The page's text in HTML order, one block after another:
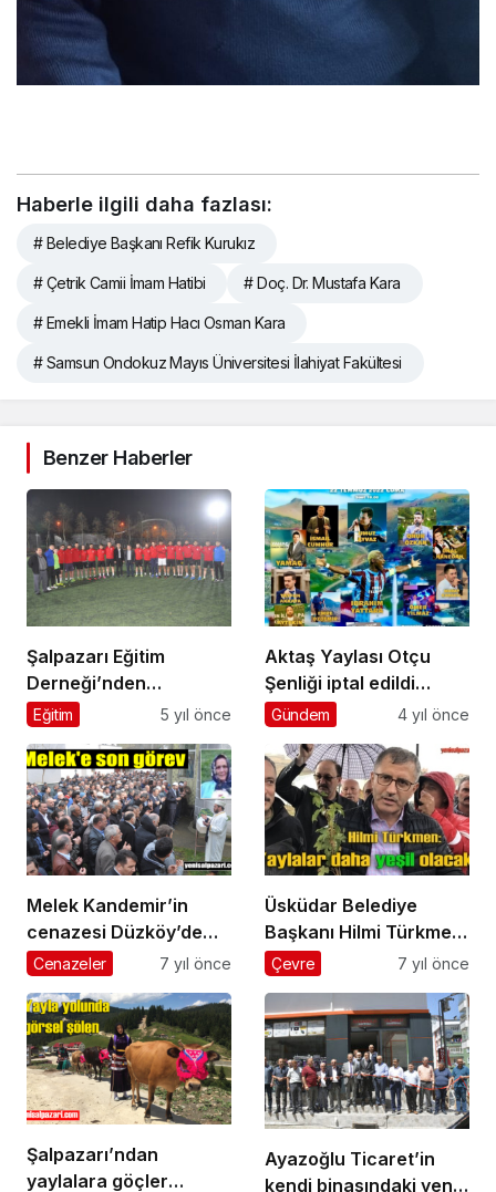
Haberle ilgili daha fazlası:
# Belediye Başkanı Refik Kurukız
# Çetrik Camii İmam Hatibi # Doç. Dr. Mustafa Kara
# Emekli İmam Hatip Hacı Osman Kara
# Samsun Ondokuz Mayıs Üniversitesi İlahiyat Fakültesi
Benzer Haberler
Şalpazarı Eğitim
Derneği’nden
Şalpazarıspor’a
Eğitim 5 yıl önce
Aktaş Yaylası Otçu
Şenliği iptal edildi…
Gündem 4 yıl önce
Melek Kandemir’in
cenazesi Düzköy’de
toprağa verildi
Cenazeler 7 yıl önce
Üsküdar Belediye
Başkanı Hilmi Türkmen:
“Yaylalarımız daha
Çevre 7 yıl önce
Şalpazarı’ndan
yaylalara göçler
Ayazoğlu Ticaret’in
kendi binasındaki yeni